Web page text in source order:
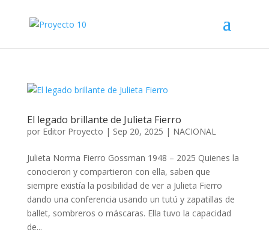
El legado brillante de Julieta Fierro
por Editor Proyecto | Sep 20, 2025 | NACIONAL
Julieta Norma Fierro Gossman 1948 – 2025 Quienes la
conocieron y compartieron con ella, saben que
siempre existía la posibilidad de ver a Julieta Fierro
dando una conferencia usando un tutú y zapatillas de
ballet, sombreros o máscaras. Ella tuvo la capacidad
de...